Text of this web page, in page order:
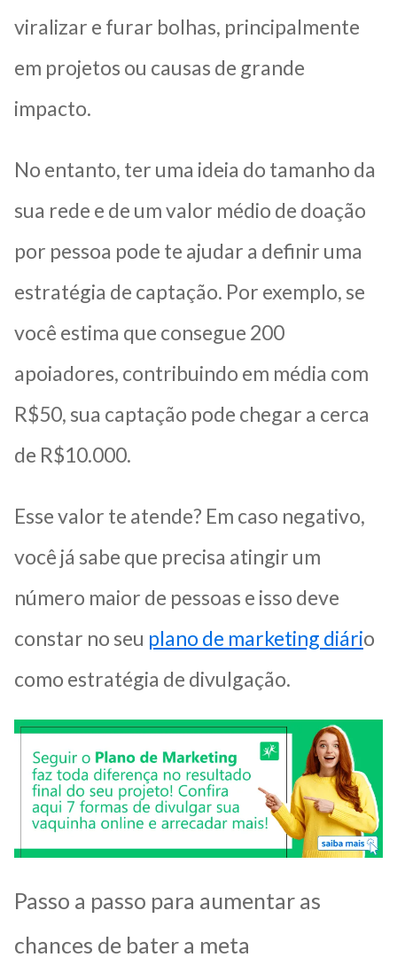
viralizar e furar bolhas, principalmente
em projetos ou causas de grande
impacto.
No entanto, ter uma ideia do tamanho da
sua rede e de um valor médio de doação
por pessoa pode te ajudar a definir uma
estratégia de captação. Por exemplo, se
você estima que consegue 200
apoiadores, contribuindo em média com
R$50, sua captação pode chegar a cerca
de R$10.000.
Esse valor te atende? Em caso negativo,
você já sabe que precisa atingir um
número maior de pessoas e isso deve
constar no seu plano de marketing diário
como estratégia de divulgação.
Passo a passo para aumentar as
chances de bater a meta